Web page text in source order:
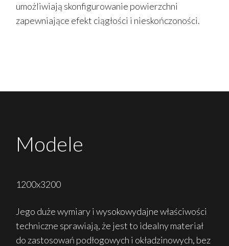
umożliwiają skonfigurowanie powierzchni
zapewniające efekt ciągłości i nieskończoności.
Modele
1200x3200
Jego duże wymiary i wysokowydajne właściwości
techniczne sprawiają, że jest to idealny materiał
do zastosowań podłogowych i okładzinowych, bez